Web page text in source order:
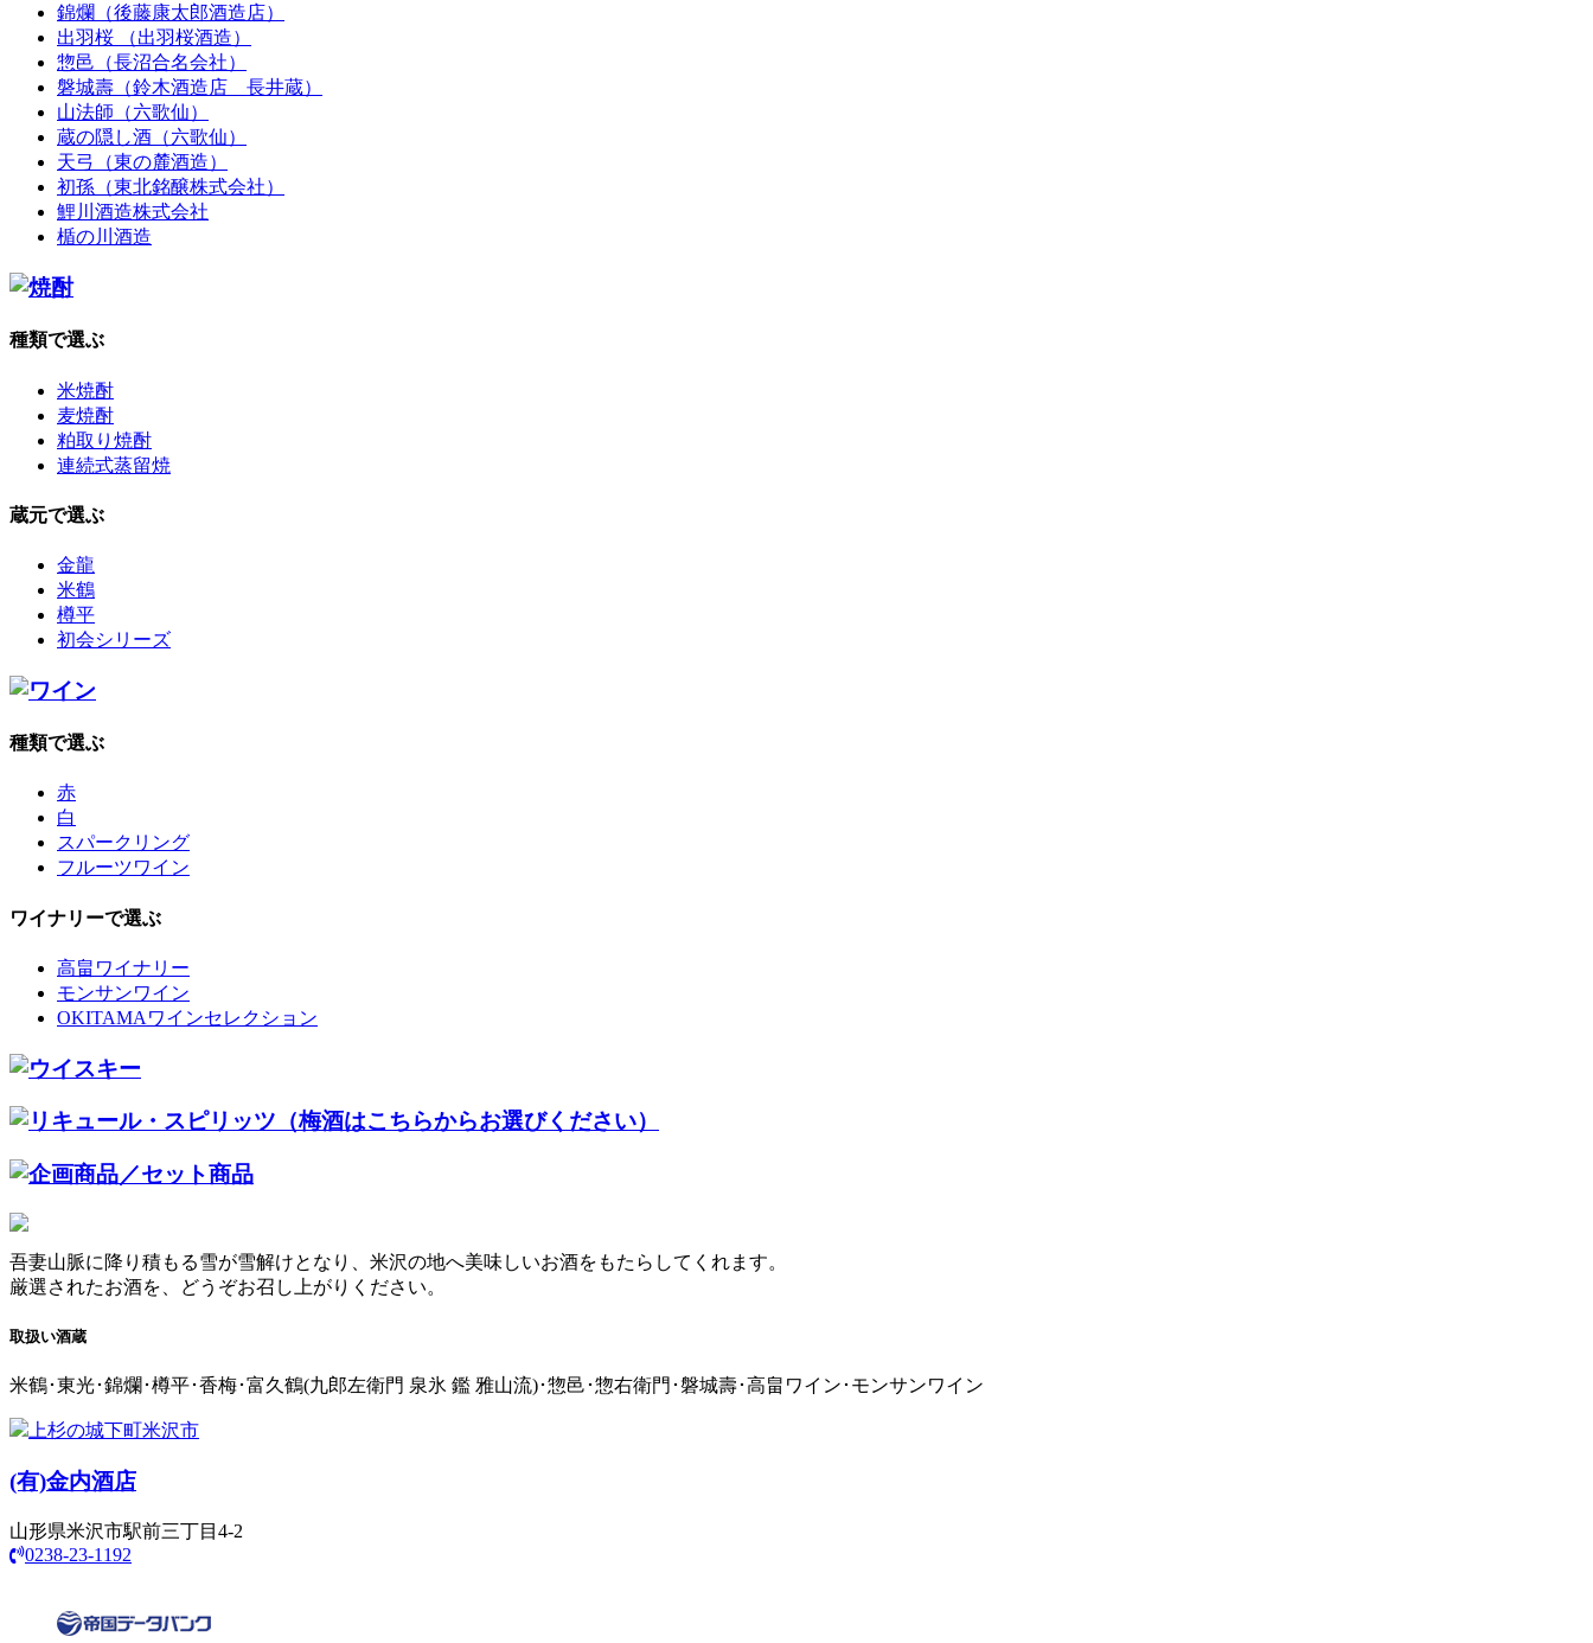
錦爛（後藤康太郎酒造店）
出羽桜 （出羽桜酒造）
惣邑（長沼合名会社）
磐城壽（鈴木酒造店 長井蔵）
山法師（六歌仙）
蔵の隠し酒（六歌仙）
天弓（東の麓酒造）
初孫（東北銘醸株式会社）
鯉川酒造株式会社
楯の川酒造
種類で選ぶ
米焼酎
麦焼酎
粕取り焼酎
連続式蒸留焼
蔵元で選ぶ
金龍
米鶴
樽平
初会シリーズ
種類で選ぶ
赤
白
スパークリング
フルーツワイン
ワイナリーで選ぶ
高畠ワイナリー
モンサンワイン
OKITAMAワインセレクション
吾妻山脈に降り積もる雪が雪解けとなり、米沢の地へ美味しいお酒をもたらしてくれます。
厳選されたお酒を、どうぞお召し上がりください。
取扱い酒蔵
米鶴･東光･錦爛･樽平･香梅･富久鶴(九郎左衛門 泉氷 鑑 雅山流)･惣邑･惣右衛門･磐城壽･高畠ワイン･モンサンワイン
上杉の城下町米沢市
(有)金内酒店
山形県米沢市駅前三丁目4-2
0238-23-1192